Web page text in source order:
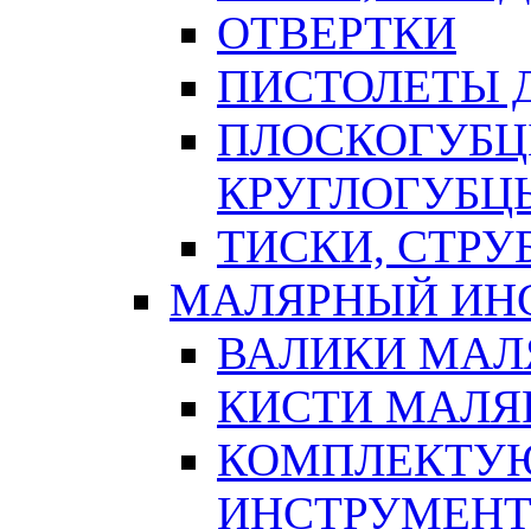
ОТВЕРТКИ
ПИСТОЛЕТЫ
ТИСКИ,
МАЛЯРНЫЙ
ВАЛИКИ
КИСТИ